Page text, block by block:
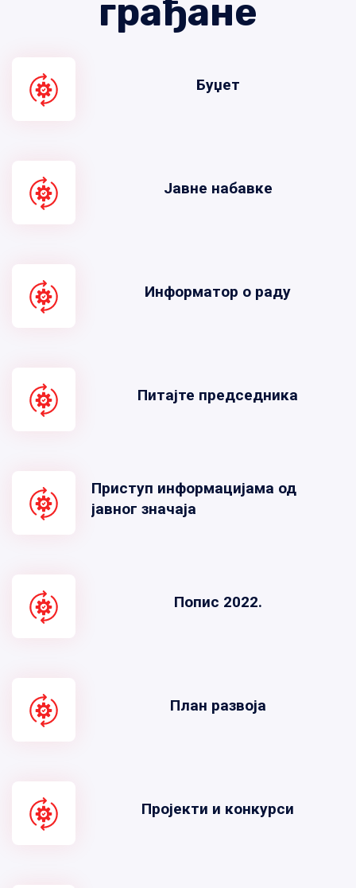
грађане
Буџет
Јавне набавке
Информатор о раду
Питајте председника
Приступ информацијама од
јавног значаја
Попис 2022.
План развоја
Пројекти и конкурси